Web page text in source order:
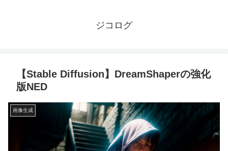
ジコログ
【Stable Diffusion】DreamShaperの強化
版NED
画像生成